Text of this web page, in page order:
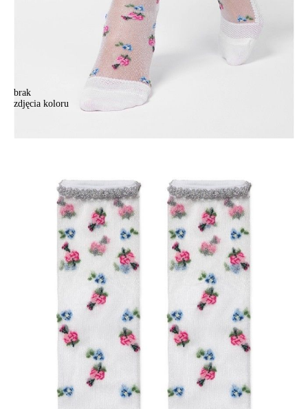
brak
zdjęcia koloru
Skarpety damskie CONTE ELEGANT FANTASY, r.23, 137 biały
Tabela rozmiarów
+
DODAJ DO KOSZYKA
Jak złożyć zamówienie
POWIADOM MNIE O DOSTĘPNOŚCI
ПОЛУЧИТЬ ПО EMAIL
darmowa od 99 zł
czas dostawy: 1-2 dni robocze
darmowa od 50 zł